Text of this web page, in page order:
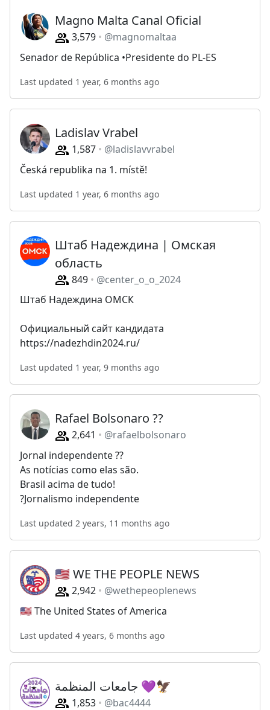
Magno Malta Canal Oficial
3,579
@magnomaltaa
Senador de República •Presidente do PL-ES
Last updated 1 year, 6 months ago
Ladislav Vrabel
1,587
@ladislavvrabel
Česká republika na 1. místě!
Last updated 1 year, 6 months ago
Штаб Надеждина | Омская
область
849
@center_o_o_2024
Штаб Надеждина ОМСК
Официальный сайт кандидата
https://nadezhdin2024.ru/
Last updated 1 year, 9 months ago
Rafael Bolsonaro ??
2,641
@rafaelbolsonaro
Jornal independente ??
As notícias como elas são.
Brasil acima de tudo!
?Jornalismo independente
Last updated 2 years, 11 months ago
🇺🇸 WE THE PEOPLE NEWS
2,942
@wethepeoplenews
🇺🇸 The United States of America
Last updated 4 years, 6 months ago
جامعات المنظمة 💜🦅
1,853 @bac4444